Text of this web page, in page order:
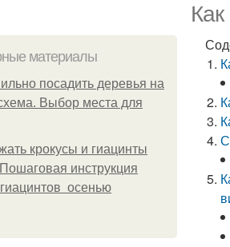
материалы
посадить деревья на
Выбор места для
крокусы и гиацинты
инструкция
осенью